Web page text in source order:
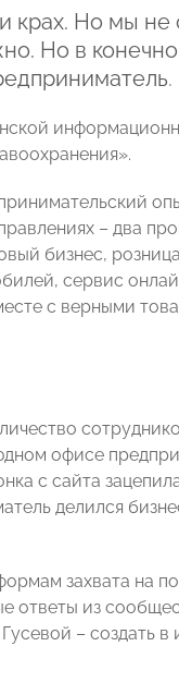
крах. Но мы
Но в
.
– два
бизнес,
сервис
с верными
офисе
с сайта
делился
захвата на
ответы из
– создать в